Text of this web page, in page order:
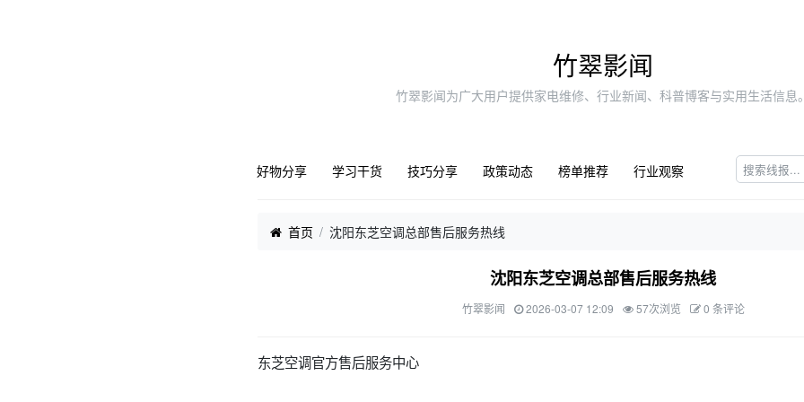
竹翠影闻
竹翠影闻为广大用户提供家电维修、行业新闻、科普博客与实用生活信息
好物分享 学习干货 技巧分享 政策动态 榜单推荐 行业观察
首页 沈阳东芝空调总部售后服务热线
沈阳东芝空调总部售后服务热线
竹翠影闻 2026-03-07 12:09 57次浏览 0 条评论
东芝空调官方售后服务中心